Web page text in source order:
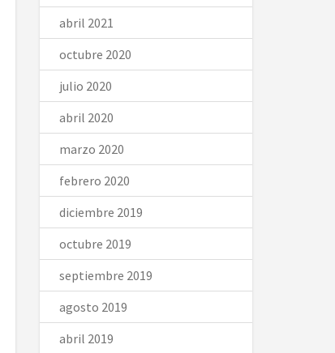
abril 2021
octubre 2020
julio 2020
abril 2020
marzo 2020
febrero 2020
diciembre 2019
octubre 2019
septiembre 2019
agosto 2019
abril 2019